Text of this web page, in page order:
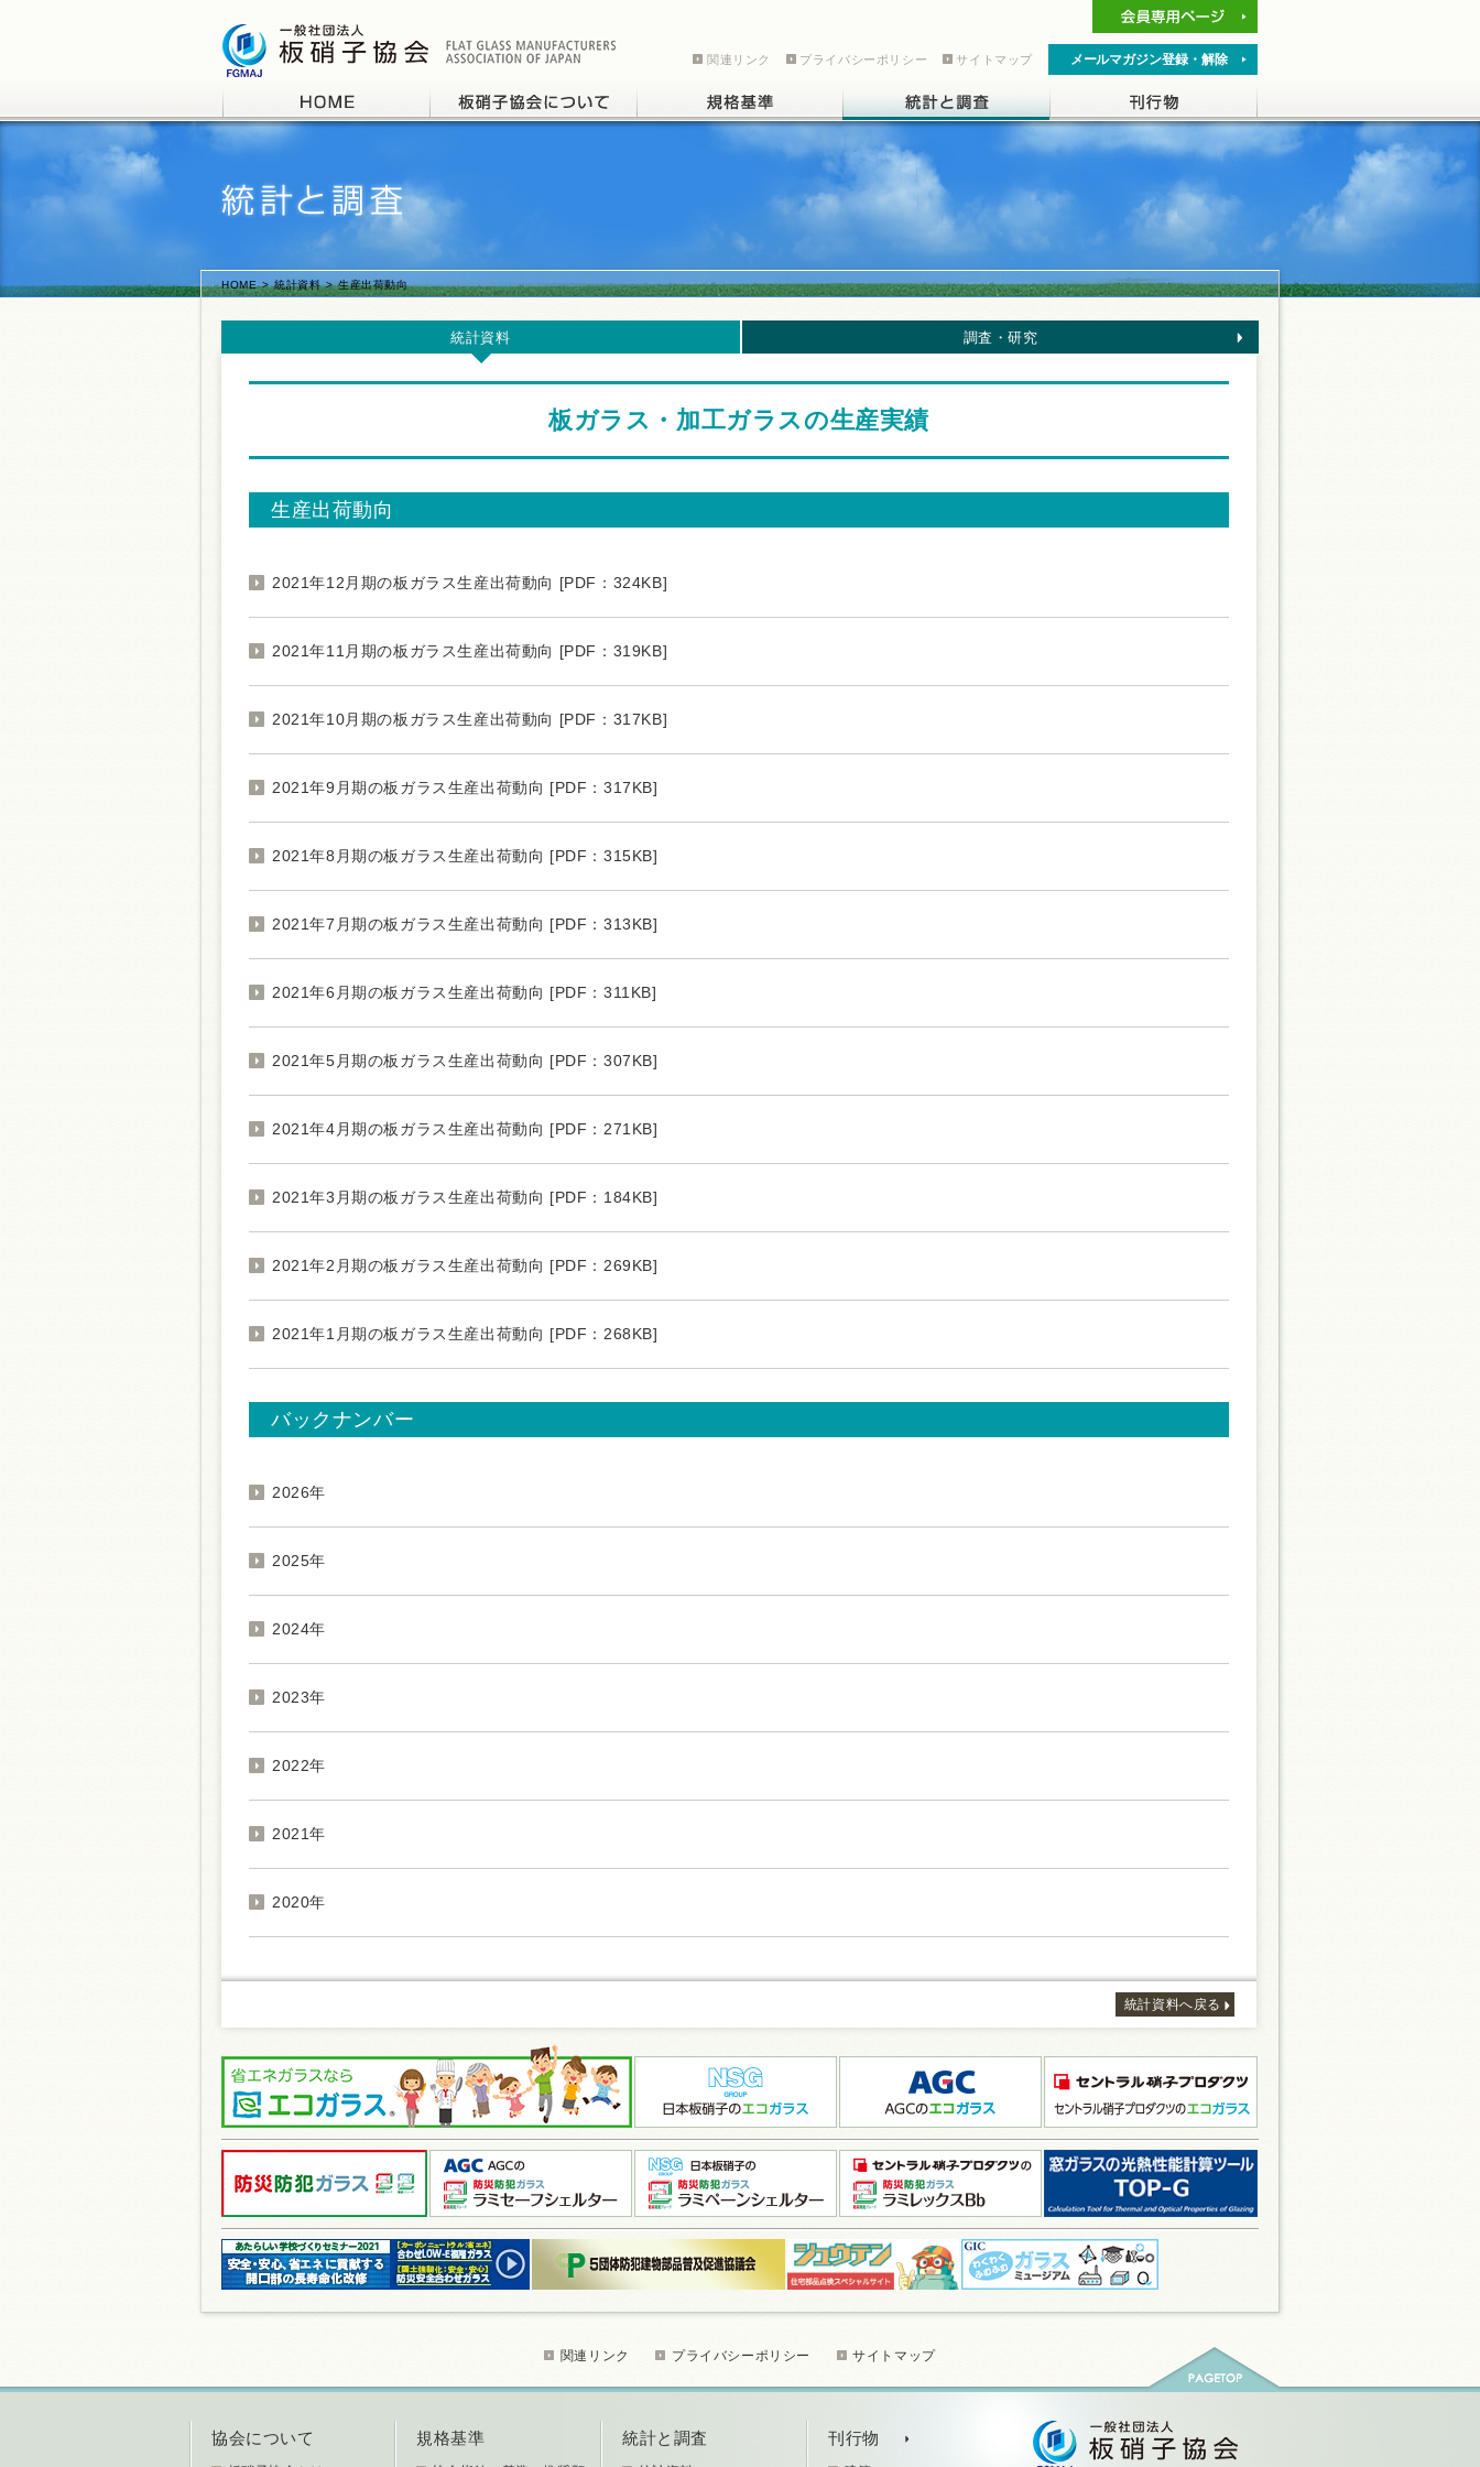
関連リンク プライバシーポリシー サイトマップ メールマガジン登録・解除
HOME 統計資料 生産出荷動向
統計資料 調査・研究
板ガラス・加工ガラスの生産実績
生産出荷動向
2021年12月期の板ガラス生産出荷動向 [PDF：324KB]
2021年11月期の板ガラス生産出荷動向 [PDF：319KB]
2021年10月期の板ガラス生産出荷動向 [PDF：317KB]
2021年9月期の板ガラス生産出荷動向 [PDF：317KB]
2021年8月期の板ガラス生産出荷動向 [PDF：315KB]
2021年7月期の板ガラス生産出荷動向 [PDF：313KB]
2021年6月期の板ガラス生産出荷動向 [PDF：311KB]
2021年5月期の板ガラス生産出荷動向 [PDF：307KB]
2021年4月期の板ガラス生産出荷動向 [PDF：271KB]
2021年3月期の板ガラス生産出荷動向 [PDF：184KB]
2021年2月期の板ガラス生産出荷動向 [PDF：269KB]
2021年1月期の板ガラス生産出荷動向 [PDF：268KB]
バックナンバー
2026年
2025年
2024年
2023年
2022年
2021年
2020年
統計資料へ戻る
関連リンク プライバシーポリシー サイトマップ
協会について 規格基準 統計と調査 刊行物